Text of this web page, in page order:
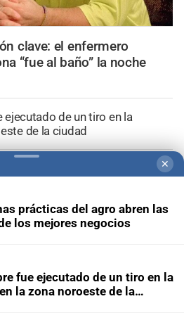
clave: el enfermero
“fue al baño” la noche
ejecutado de un tiro en la
de la ciudad
a un hombre que
kitesurf en Paraje El
precarias “tumberas” en
hubo violencia, tuve un brote":
declaración y desligó a
✕
prácticas del agro abren las
los mejores negocios
fue ejecutado de un tiro en la
la zona noroeste de la